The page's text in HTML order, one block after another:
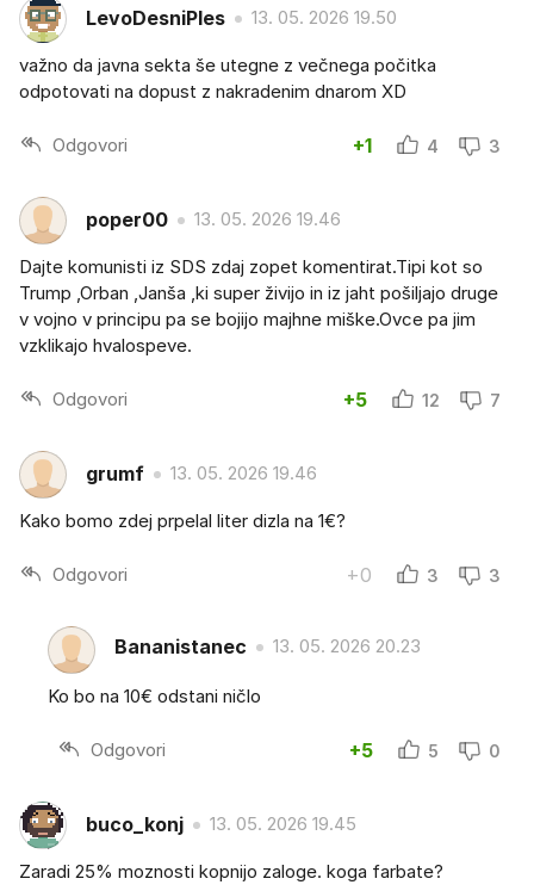
LevoDesniPles 13. 05. 2026 19.50
važno da javna sekta še utegne z večnega počitka
odpotovati na dopust z nakradenim dnarom XD
Odgovori +1 4 3
poper00 13. 05. 2026 19.46
Dajte komunisti iz SDS zdaj zopet komentirat.Tipi kot so
Trump ,Orban ,Janša ,ki super živijo in iz jaht pošiljajo druge
v vojno v principu pa se bojijo majhne miške.Ovce pa jim
vzklikajo hvalospeve.
Odgovori +5 12 7
grumf 13. 05. 2026 19.46
Kako bomo zdej prpelal liter dizla na 1€?
Odgovori +0 3 3
Bananistanec 13. 05. 2026 20.23
Ko bo na 10€ odstani ničlo
Odgovori +5 5 0
buco_konj 13. 05. 2026 19.45
Zaradi 25% moznosti kopnijo zaloge. koga farbate?